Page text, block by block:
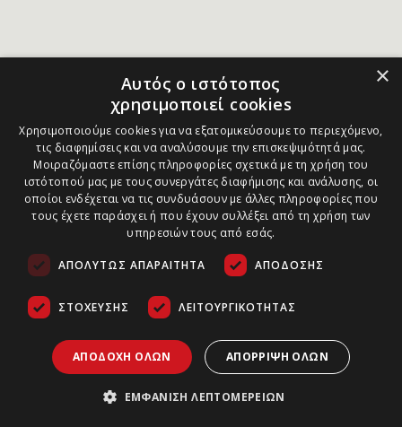
×
Αυτός ο ιστότοπος
χρησιμοποιεί cookies
Χρησιμοποιούμε cookies για να εξατομικεύσουμε το περιεχόμενο,
τις διαφημίσεις και να αναλύσουμε την επισκεψιμότητά μας.
Μοιραζόμαστε επίσης πληροφορίες σχετικά με τη χρήση του
ιστότοπού μας με τους συνεργάτες διαφήμισης και ανάλυσης, οι
οποίοι ενδέχεται να τις συνδυάσουν με άλλες πληροφορίες που
τους έχετε παράσχει ή που έχουν συλλέξει από τη χρήση των
υπηρεσιών τους από εσάς.
ΑΠΟΛΎΤΩΣ ΑΠΑΡΑΊΤΗΤΑ ΑΠΌΔΟΣΗΣ
ΣΤΌΧΕΥΣΗΣ ΛΕΙΤΟΥΡΓΙΚΌΤΗΤΑΣ
ΑΠΟΔΟΧΉ ΌΛΩΝ ΑΠΌΡΡΙΨΗ ΌΛΩΝ
ΕΜΦΆΝΙΣΗ ΛΕΠΤΟΜΕΡΕΙΏΝ